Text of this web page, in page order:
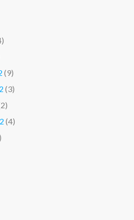
(9)
(3)
(4)